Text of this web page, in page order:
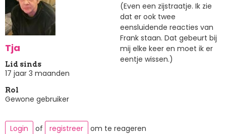
Tja
Lid sinds
17 jaar 3 maanden
Rol
Gewone gebruiker
(Even een zijstraatje. Ik zie
dat er ook twee
eensluidende reacties van
Frank staan. Dat gebeurt bij
mij elke keer en moet ik er
eentje wissen.)
Login of registreer om te reageren